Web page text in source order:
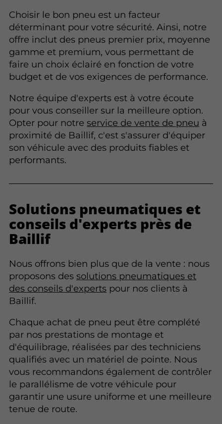
Choisir le bon pneu est un facteur
déterminant pour votre sécurité. Ainsi, notre
offre inclut des pneus premier prix, moyenne
gamme et premium, vous permettant de
faire un choix éclairé en fonction de votre
budget et de vos exigences de performance.
Notre équipe d'experts est à votre écoute
pour vous conseiller sur la meilleure option.
Opter pour notreservice de vente de pneu à
proximité de Baillif, c'est s'assurer d'équiper
son véhicule avec des produits fiables et
performants.
Solutions pneumatiques et
conseils d'experts près de
Baillif
Nous offrons bien plus que de la vente : nous
proposons dessolutions pneumatiques et
des conseils d'experts pour nos clients à
Baillif.
Chaque achat de pneu peut être complété
par nos prestations de montage et
d'équilibrage, réalisées par des techniciens
qualifiés avec un matériel de pointe. Nous
vous recommandons également de contrôler
le parallélisme de votre véhicule pour
garantir une usure uniforme et une meilleure
tenue de route.